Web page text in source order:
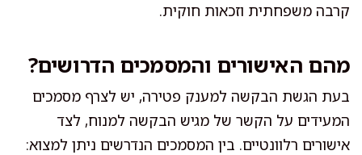
קרבה משפחתית וזכאות חוקית.
מהם האישורים והמסמכים הדרושים?
בעת הגשת הבקשה למענק פטירה, יש לצרף מסמכים
המעידים על הקשר של מגיש הבקשה למנוח, לצד
אישורים רלוונטיים. בין המסמכים הנדרשים ניתן למצוא: